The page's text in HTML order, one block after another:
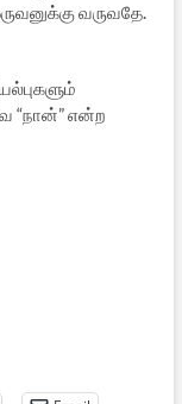
வருவதே.
“நான்” என்ற